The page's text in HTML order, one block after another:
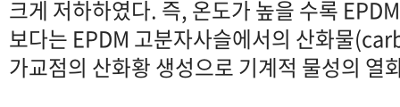
크게 저하하였다. 즉, 온도가 높을 수록
보다는 EPDM 고분자사슬에서의 산화물
가교점의 산화황 생성으로 기계적 물성의 열